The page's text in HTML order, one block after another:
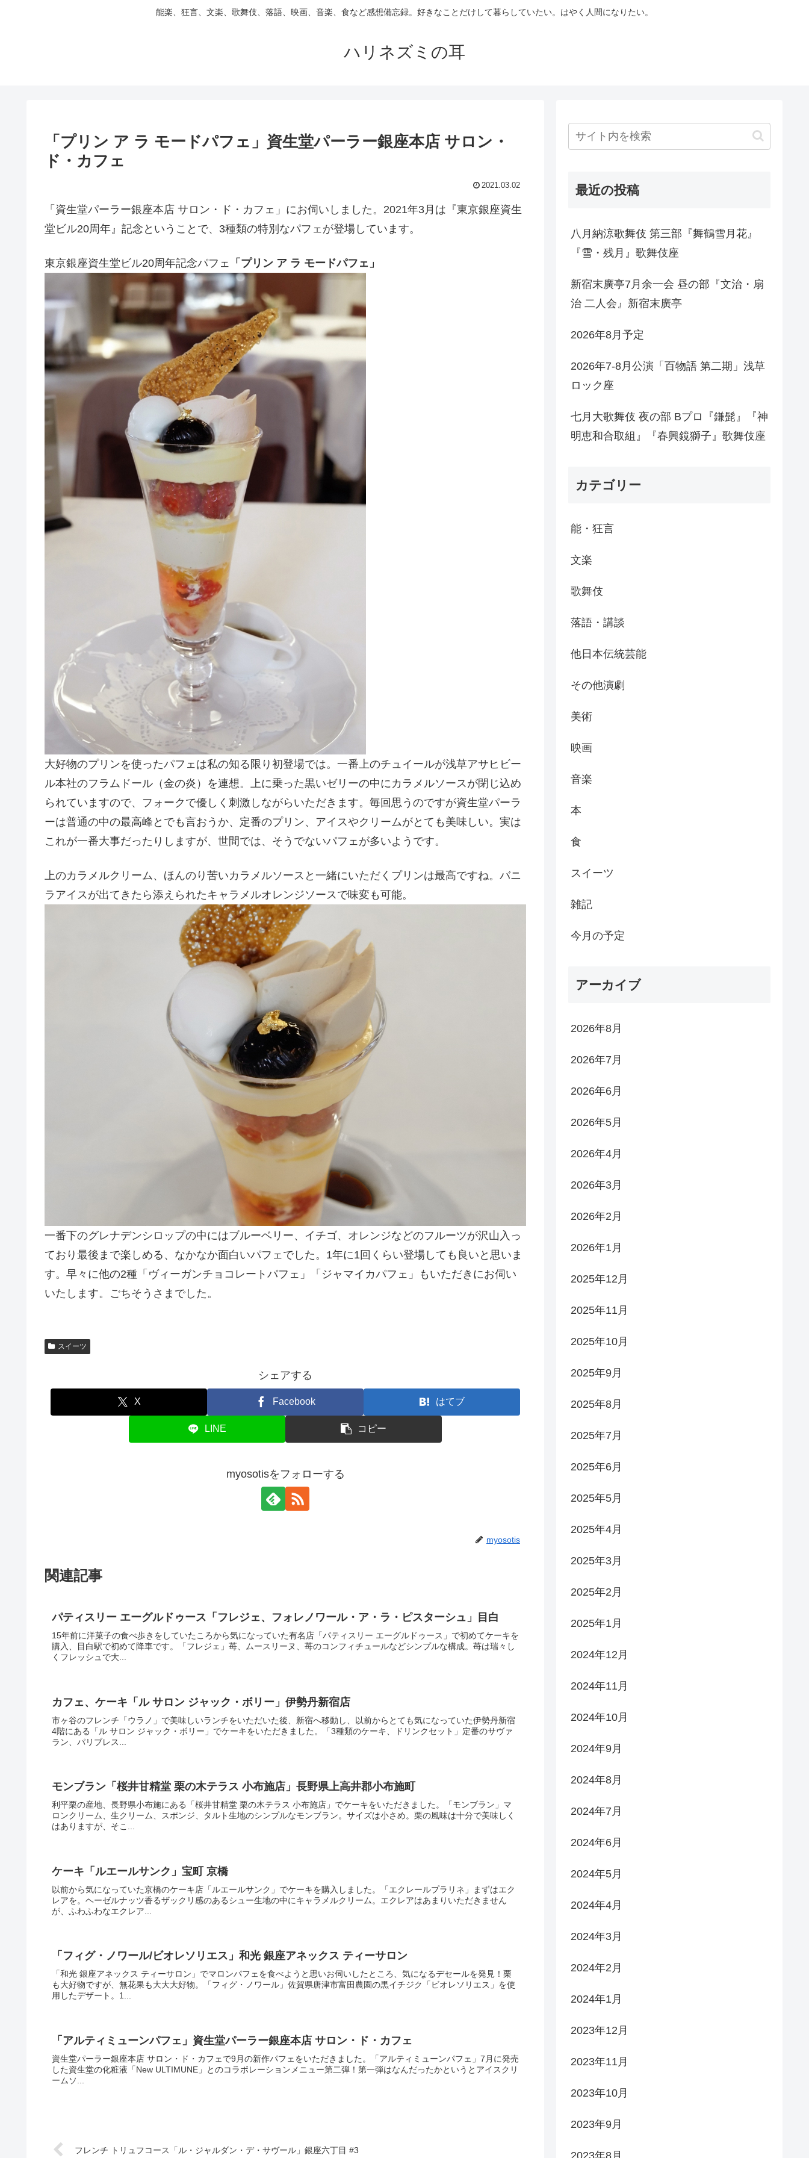
能楽、狂言、文楽、歌舞伎、落語、映画、音楽、食など感想備忘録。好きなことだけして暮らしていたい。はやく人間になりたい。
ハリネズミの耳
「プリン ア ラ モードパフェ」資生堂パーラー銀座本店 サロン・
ド・カフェ
2021.03.02
「資生堂パーラー銀座本店 サロン・ド・カフェ」にお伺いしました。2021年3月は『東京銀座資生
堂ビル20周年』記念ということで、3種類の特別なパフェが登場しています。
東京銀座資生堂ビル20周年記念パフェ 「プリン ア ラ モードパフェ」
大好物のプリンを使ったパフェは私の知る限り初登場では。一番上のチュイールが浅草アサヒビー
ル本社のフラムドール（金の炎）を連想。上に乗った黒いゼリーの中にカラメルソースが閉じ込め
られていますので、フォークで優しく刺激しながらいただきます。毎回思うのですが資生堂パーラ
ーは普通の中の最高峰とでも言おうか、定番のプリン、アイスやクリームがとても美味しい。実は
これが一番大事だったりしますが、世間では、そうでないパフェが多いようです。
上のカラメルクリーム、ほんのり苦いカラメルソースと一緒にいただくプリンは最高ですね。バニ
ラアイスが出てきたら添えられたキャラメルオレンジソースで味変も可能。
一番下のグレナデンシロップの中にはブルーベリー、イチゴ、オレンジなどのフルーツが沢山入っ
ており最後まで楽しめる、なかなか面白いパフェでした。1年に1回くらい登場しても良いと思いま
す。早々に他の2種「ヴィーガンチョコレートパフェ」「ジャマイカパフェ」もいただきにお伺い
いたします。ごちそうさまでした。
スイーツ
シェアする
X Facebook はてブ
LINE コピー
myosotisをフォローする
myosotis
関連記事
パティスリー エーグルドゥース「フレジェ、フォレノワール・ア・ラ・ピスターシュ」目白
15年前に洋菓子の食べ歩きをしていたころから気になっていた有名店「パティスリー エーグルドゥース」で初めてケーキを
購入、目白駅で初めて降車です。「フレジェ」苺、ムースリーヌ、苺のコンフィチュールなどシンプルな構成。苺は瑞々し
くフレッシュで大...
カフェ、ケーキ「ル サロン ジャック・ボリー」伊勢丹新宿店
市ヶ谷のフレンチ「ウラノ」で美味しいランチをいただいた後、新宿へ移動し、以前からとても気になっていた伊勢丹新宿
4階にある「ル サロン ジャック・ボリー」でケーキをいただきました。「3種類のケーキ、ドリンクセット」定番のサヴァ
ラン、パリブレス...
モンブラン「桜井甘精堂 栗の木テラス 小布施店」長野県上高井郡小布施町
利平栗の産地、長野県小布施にある「桜井甘精堂 栗の木テラス 小布施店」でケーキをいただきました。「モンブラン」マ
ロンクリーム、生クリーム、スポンジ、タルト生地のシンプルなモンブラン。サイズは小さめ。栗の風味は十分で美味しく
はありますが、そこ...
ケーキ「ルエールサンク」宝町 京橋
以前から気になっていた京橋のケーキ店「ルエールサンク」でケーキを購入しました。「エクレールプラリネ」まずはエク
レアを。ヘーゼルナッツ香るザックリ感のあるシュー生地の中にキャラメルクリーム。エクレアはあまりいただきません
が、ふわふわなエクレア...
「フィグ・ノワール/ビオレソリエス」和光 銀座アネックス ティーサロン
「和光 銀座アネックス ティーサロン」でマロンパフェを食べようと思いお伺いしたところ、気になるデセールを発見！栗
も大好物ですが、無花果も大大大好物。「フィグ・ノワール」佐賀県唐津市富田農園の黒イチジク「ビオレソリエス」を使
用したデザート。1...
「アルティミューンパフェ」資生堂パーラー銀座本店 サロン・ド・カフェ
資生堂パーラー銀座本店 サロン・ド・カフェで9月の新作パフェをいただきました。「アルティミューンパフェ」7月に発売
した資生堂の化粧液「New ULTIMUNE」とのコラボレーションメニュー第二弾！第一弾はなんだったかというとアイスクリ
ームソ...
フレンチ トリュフコース「ル・ジャルダン・デ・サヴール」銀座六丁目 #3
最近の投稿
八月納涼歌舞伎 第三部『舞鶴雪月花』
『雪・残月』歌舞伎座
新宿末廣亭7月余一会 昼の部『文治・扇
治 二人会』新宿末廣亭
2026年8月予定
2026年7-8月公演「百物語 第二期」浅草
ロック座
七月大歌舞伎 夜の部 Bプロ『鎌髭』『神
明恵和合取組』『春興鏡獅子』歌舞伎座
カテゴリー
能・狂言
文楽
歌舞伎
落語・講談
他日本伝統芸能
その他演劇
美術
映画
音楽
本
食
スイーツ
雑記
今月の予定
アーカイブ
2026年8月
2026年7月
2026年6月
2026年5月
2026年4月
2026年3月
2026年2月
2026年1月
2025年12月
2025年11月
2025年10月
2025年9月
2025年8月
2025年7月
2025年6月
2025年5月
2025年4月
2025年3月
2025年2月
2025年1月
2024年12月
2024年11月
2024年10月
2024年9月
2024年8月
2024年7月
2024年6月
2024年5月
2024年4月
2024年3月
2024年2月
2024年1月
2023年12月
2023年11月
2023年10月
2023年9月